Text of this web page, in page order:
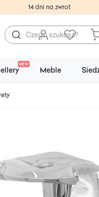
14 dni na zwrot
NEW
Meble